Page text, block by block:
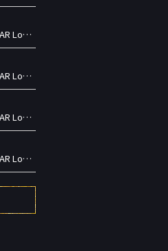
土浦つちうら横丁 MOON BAR Lounge ーズメントBAR シーシャカラ オケお酒
土浦つちうら横丁 MOON BAR Lounge ーズメントBAR シーシャカラ オケお酒
土浦つちうら横丁 MOON BAR Lounge ーズメントBAR シーシャカラ オケお酒
土浦つちうら横丁 MOON BAR Lounge ーズメントBAR シーシャカラ オケお酒